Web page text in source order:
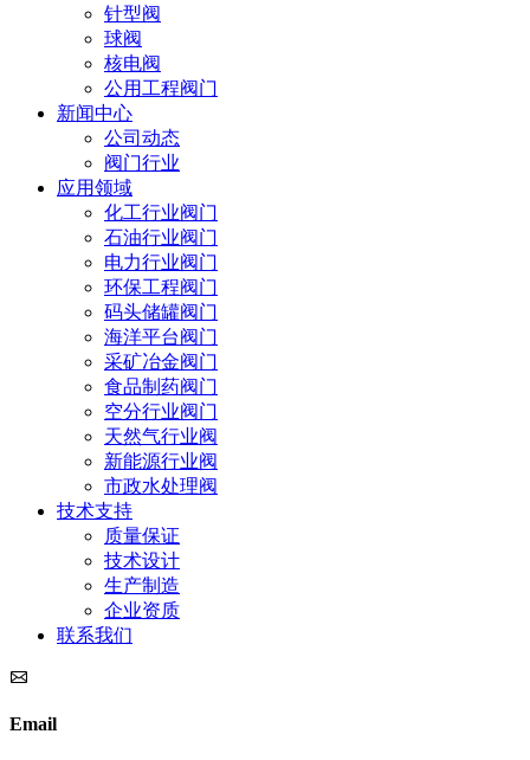
针型阀
球阀
核电阀
公用工程阀门
新闻中心
公司动态
阀门行业
应用领域
化工行业阀门
石油行业阀门
电力行业阀门
环保工程阀门
码头储罐阀门
海洋平台阀门
采矿冶金阀门
食品制药阀门
空分行业阀门
天然气行业阀
新能源行业阀
市政水处理阀
技术支持
质量保证
技术设计
生产制造
企业资质
联系我们
Email